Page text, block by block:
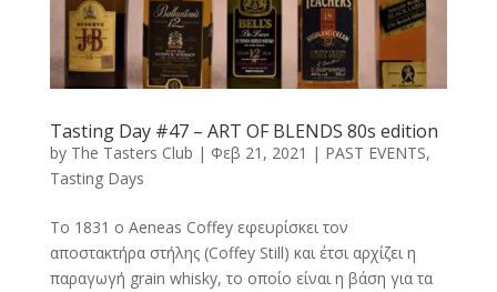
Tasting Day #47 – ART OF BLENDS 80s edition
by The Tasters Club | Φεβ 21, 2021 | PAST EVENTS,
Tasting Days
To 1831 o Aeneas Coffey εφευρίσκει τον
αποστακτήρα στήλης (Coffey Still) και έτσι αρχίζει η
παραγωγή grain whisky, το οποίο είναι η βάση για τα